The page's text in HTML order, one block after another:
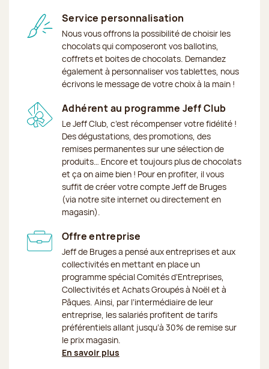
Service personnalisation
Nous vous offrons la possibilité de choisir les
chocolats qui composeront vos ballotins,
coffrets et boites de chocolats. Demandez
également à personnaliser vos tablettes, nous
écrivons le message de votre choix à la main !
Adhérent au programme Jeff Club
Le Jeff Club, c’est récompenser votre fidélité !
Des dégustations, des promotions, des
remises permanentes sur une sélection de
produits… Encore et toujours plus de chocolats
et ça on aime bien ! Pour en profiter, il vous
suffit de créer votre compte Jeff de Bruges
(via notre site internet ou directement en
magasin).
Offre entreprise
Jeff de Bruges a pensé aux entreprises et aux
collectivités en mettant en place un
programme spécial Comités d’Entreprises,
Collectivités et Achats Groupés à Noël et à
Pâques. Ainsi, par l’intermédiaire de leur
entreprise, les salariés profitent de tarifs
préférentiels allant jusqu’à 30% de remise sur
le prix magasin.
En savoir plus